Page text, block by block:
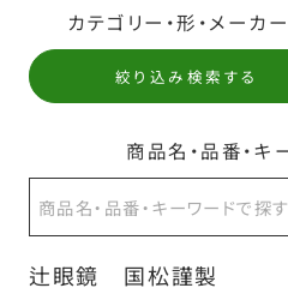
採用情報
カテゴリー・形・メーカ
絞り込み検索する
商品名・品番・キ
辻眼鏡 国松謹製